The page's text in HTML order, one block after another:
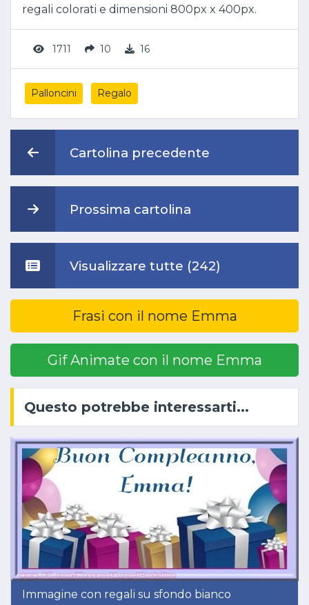
regali colorati e dimensioni 800px x 400px.
1711 10 16
Palloncini Regalo
Cartolina precedente
Prossima cartolina
Visualizzare tutte (242)
Frasi con il nome Emma
Gif Animate con il nome Emma
Questo potrebbe interessarti...
Immagine con regali su sfondo bianco